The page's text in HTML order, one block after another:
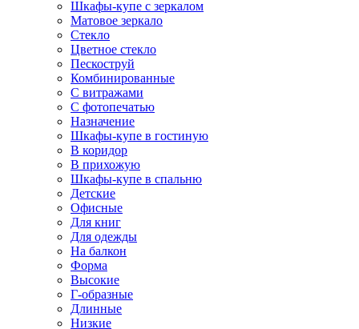
Шкафы-купе с зеркалом
Матовое зеркало
Стекло
Цветное стекло
Пескоструй
Комбинированные
С витражами
С фотопечатью
Назначение
Шкафы-купе в гостиную
В коридор
В прихожую
Шкафы-купе в спальню
Детские
Офисные
Для книг
Для одежды
На балкон
Форма
Высокие
Г-образные
Длинные
Низкие